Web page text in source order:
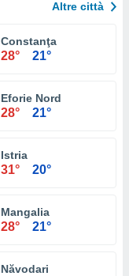
Altre città
Constanţa
28° 21°
Eforie Nord
28° 21°
Istria
31° 20°
Mangalia
28° 21°
Năvodari